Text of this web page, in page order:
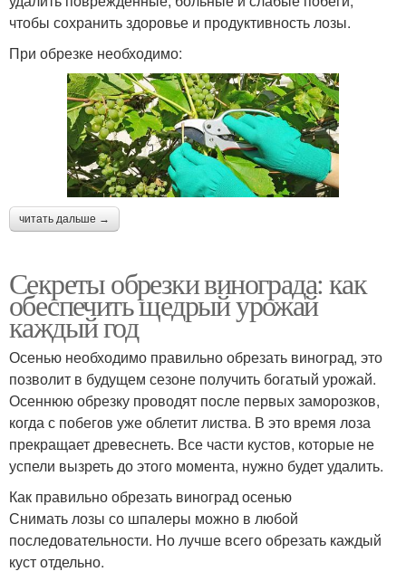
чтобы сохранить здоровье и продуктивность лозы.
При обрезке необходимо:
читать дальше →
Секреты обрезки винограда: как
обеспечить щедрый урожай
каждый год
Осенью необходимо правильно обрезать виноград, это
позволит в будущем сезоне получить богатый урожай.
Осеннюю обрезку проводят после первых заморозков,
когда с побегов уже облетит листва. В это время лоза
прекращает древеснеть. Все части кустов, которые не
успели вызреть до этого момента, нужно будет удалить.
Как правильно обрезать виноград осенью
Снимать лозы со шпалеры можно в любой
последовательности. Но лучше всего обрезать каждый
куст отдельно.